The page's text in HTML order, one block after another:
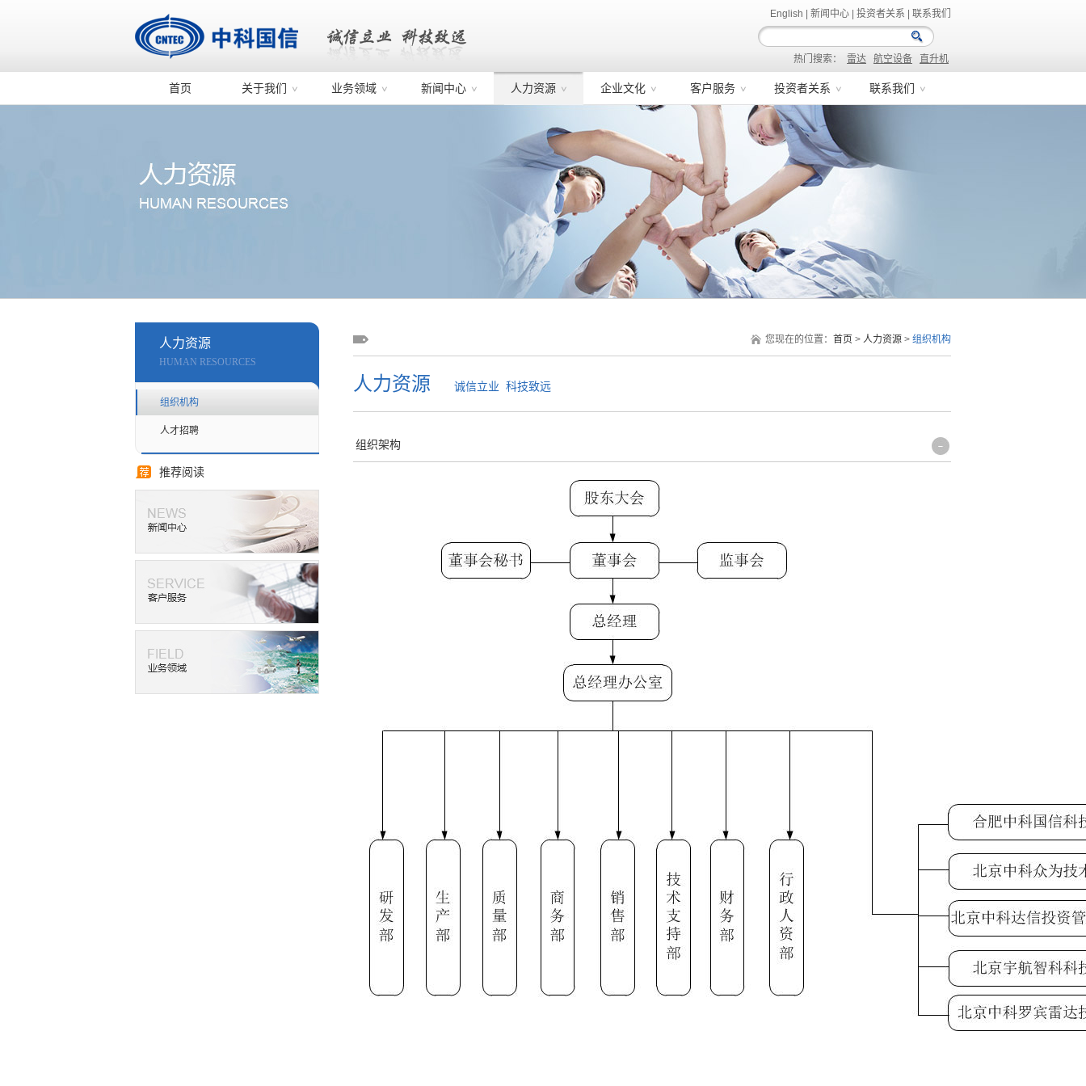
English 新闻中心 投资者关系 联系我们
热门搜索： 雷达 航空设备 直升机
首页 关于我们 业务领域 新闻中心 人力资源 企业文化 客户服务 投资者关系 联系我们
人力资源
HUMAN RESOURCES
组织机构
人才招聘
推荐阅读
您现在的位置： 首页 > 人力资源 > 组织机构
人力资源 诚信立业 科技致远
组织架构